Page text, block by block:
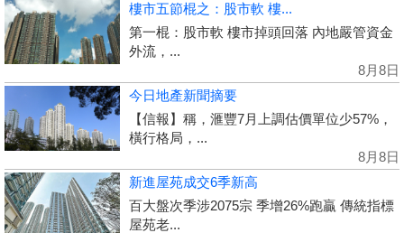
樓市五節棍之：股市軟 樓...
第一棍：股市軟 樓市掉頭回落 內地嚴管資金
外流，...
8月8日
今日地產新聞摘要
【信報】稱，滙豐7月上調估價單位少57%，
橫行格局，...
8月8日
新進屋苑成交6季新高
百大盤次季涉2075宗 季增26%跑贏 傳統指標
屋苑老...